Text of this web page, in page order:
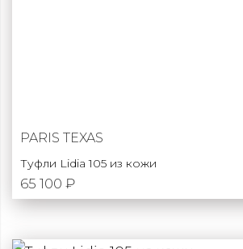
PARIS TEXAS
Туфли Lidia 105 из кожи
65 100 ₽